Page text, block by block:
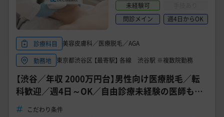
美容医療医師の転職お役立ちコンテンツ
美容クリニック見学・研修情報
美容外科・美容皮膚科の医師転職体験談
美容クリニックインタビュー
美容医療の転職お役立ち記事
未経験可
問診メイン
週4日からOK
診療科目
美容皮膚科／医療脱毛／AGA
勤務地
東京都渋谷区 【最寄駅】 各線 渋谷駅 ※複数院勤務
【渋谷／年収 2000万円台】男性向け医療脱毛／転
科歓迎／週4日～OK／自由診療未経験の医師も大
歓迎《ゴリラクリニック 渋谷院》
こだわり条件